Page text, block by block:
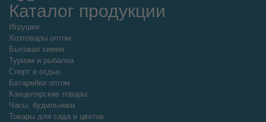
Каталог продукции
Игрушки
Хозтовары оптом
Бытовая химия
Туризм и рыбалка
Спорт и отдых
Батарейки оптом
Канцелярские товары
Часы, будильники
Товары для сада и цветов